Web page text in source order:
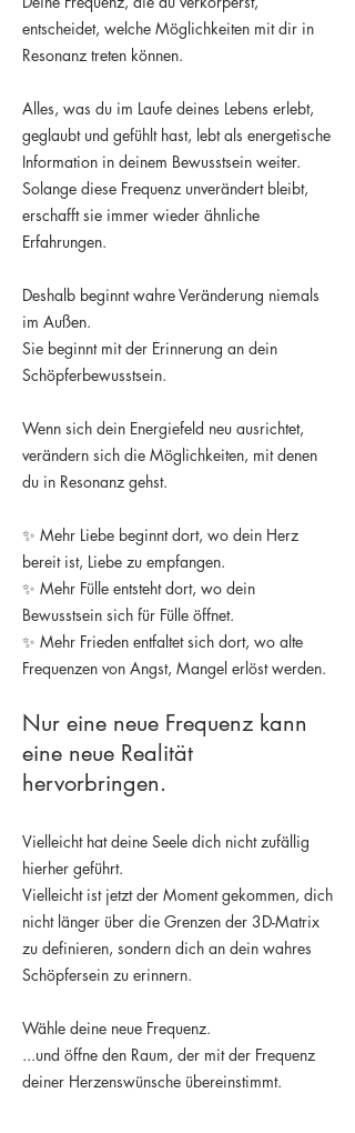
entscheidet, welche Möglichkeiten mit dir in
Resonanz treten können.
Alles, was du im Laufe deines Lebens erlebt,
geglaubt und gefühlt hast, lebt als energetische
Information in deinem Bewusstsein weiter.
Solange diese Frequenz unverändert bleibt,
erschafft sie immer wieder ähnliche
Erfahrungen.
Deshalb beginnt wahre Veränderung niemals
im Außen.
Sie beginnt mit der Erinnerung an dein
Schöpferbewusstsein.
Wenn sich dein Energiefeld neu ausrichtet,
verändern sich die Möglichkeiten, mit denen
du in Resonanz gehst.
✨ Mehr Liebe beginnt dort, wo dein Herz
bereit ist, Liebe zu empfangen.
✨ Mehr Fülle entsteht dort, wo dein
Bewusstsein sich für Fülle öffnet.
✨ Mehr Frieden entfaltet sich dort, wo alte
Frequenzen von Angst, Mangel erlöst werden.
Nur eine neue Frequenz kann
eine neue Realität
hervorbringen.
Vielleicht hat deine Seele dich nicht zufällig
hierher geführt.
Vielleicht ist jetzt der Moment gekommen, dich
nicht länger über die Grenzen der 3D-Matrix
zu definieren, sondern dich an dein wahres
Schöpfersein zu erinnern.
Wähle deine neue Frequenz.
...und öffne den Raum, der mit der Frequenz
deiner Herzenswünsche übereinstimmt.